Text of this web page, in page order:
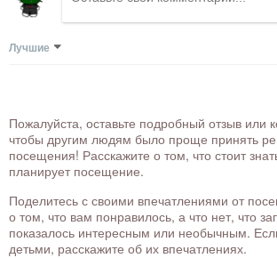
Лучшие
Пожалуйста, оставьте подробный отзыв или
чтобы другим людям было проще принять
посещения! Расскажите о том, что стоит
планирует посещение.
Поделитесь с своими впечатлениями от
о том, что вам понравилось, а что нет, что
показалось интересным или необычным.
детьми, расскажите об их впечатлениях.